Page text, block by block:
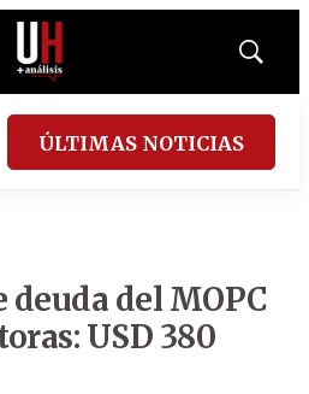
Mostrar
ÚLTIMAS NOTICIAS
deuda del MOPC
USD 380